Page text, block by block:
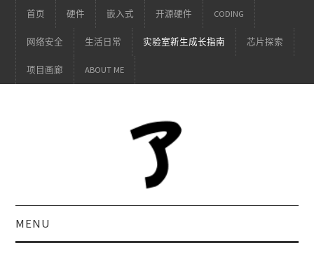
首页 硬件 嵌入式 开源硬件 CODING
网络安全 生活日常 实验室新生成长指南 芯片探索
项目画廊 ABOUT ME
MENU